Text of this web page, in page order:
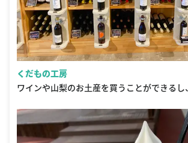
くだもの工房
ワインや山梨のお土産を買うことができるし、